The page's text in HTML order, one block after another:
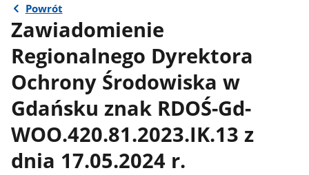
Powrót
Zawiadomienie
Regionalnego Dyrektora
Ochrony Środowiska w
Gdańsku znak RDOŚ-Gd-
WOO.420.81.2023.IK.13 z
dnia 17.05.2024 r.